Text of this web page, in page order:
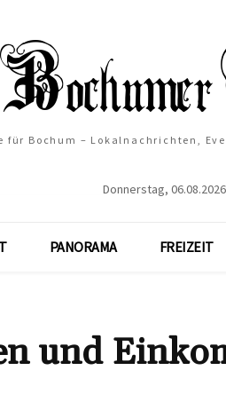
für Bochum – Lokalnachrichten,
Donnerstag, 06.08.2026
PANORAMA FREIZEIT
und